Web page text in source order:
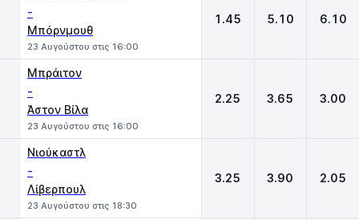
-
Μπόρνμουθ
23 Αυγούστου στις 16:00
1.45 5.10 6.10
Μπράιτον
-
Άστον Βίλα
23 Αυγούστου στις 16:00
2.25 3.65 3.00
Νιούκαστλ
-
Λίβερπουλ
23 Αυγούστου στις 18:30
3.25 3.90 2.05